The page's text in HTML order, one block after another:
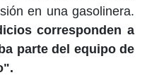
en una gasolinera.
corresponden a
parte del equipo de